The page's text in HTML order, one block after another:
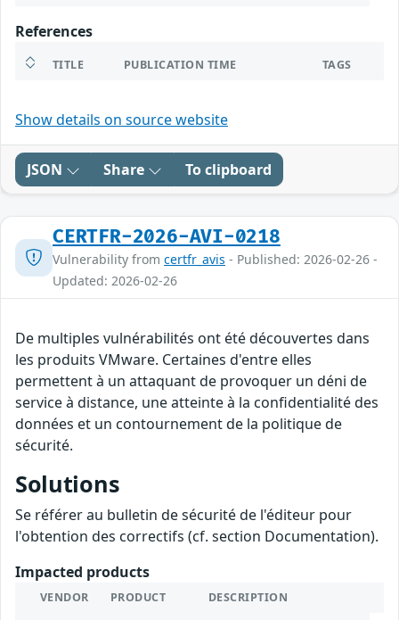
References
TITLE PUBLICATION TIME TAGS
Show details on source website
JSON Share To clipboard
CERTFR-2026-AVI-0218
Vulnerability from certfr_avis - Published: 2026-02-26 -
Updated: 2026-02-26
De multiples vulnérabilités ont été découvertes dans
les produits VMware. Certaines d'entre elles
permettent à un attaquant de provoquer un déni de
service à distance, une atteinte à la confidentialité des
données et un contournement de la politique de
sécurité.
Solutions
Se référer au bulletin de sécurité de l'éditeur pour
l'obtention des correctifs (cf. section Documentation).
Impacted products
VENDOR PRODUCT DESCRIPTION